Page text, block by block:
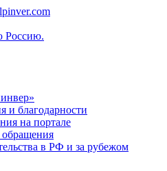
и благодарности
на портале
в РФ и за рубежом